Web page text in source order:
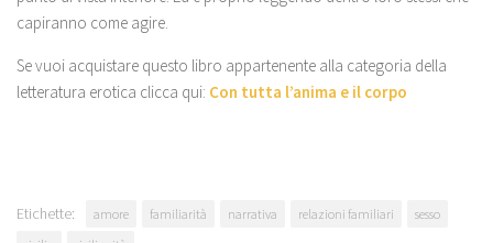
capiranno come agire.
Se vuoi acquistare questo libro appartenente alla categoria della
letteratura erotica clicca qui: Con tutta l’anima e il corpo
Etichette: amore familiarità narrativa relazioni familiari
sesso